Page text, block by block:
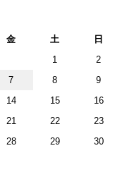
金 土
日
1
2
7 8
9
14 15
16
21 22
23
28 29
30